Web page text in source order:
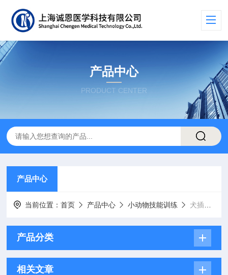
产品中心
PRODUCT CENTER
产品中心
当前位置：首页 产品中心 小动物技能训练 犬插管穿刺训练模型
产品分类
相关文章